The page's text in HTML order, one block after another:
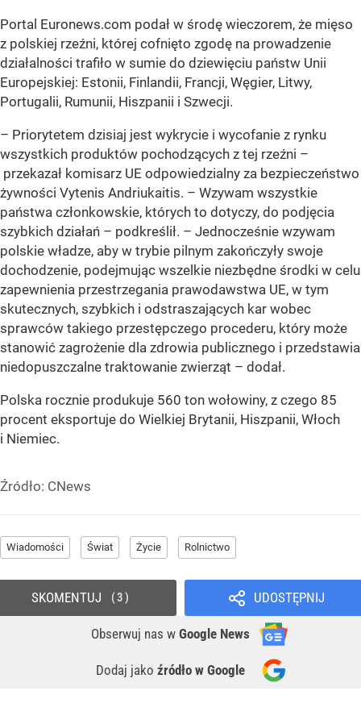
Portal Euronews.com podał w środę wieczorem, że mięso
z polskiej rzeźni, której cofnięto zgodę na prowadzenie
działalności trafiło w sumie do dziewięciu państw Unii
Europejskiej: Estonii, Finlandii, Francji, Węgier, Litwy,
Portugalii, Rumunii, Hiszpanii i Szwecji.
– Priorytetem dzisiaj jest wykrycie i wycofanie z rynku
wszystkich produktów pochodzących z tej rzeźni –
przekazał komisarz UE odpowiedzialny za bezpieczeństwo
żywności Vytenis Andriukaitis. – Wzywam wszystkie
państwa członkowskie, których to dotyczy, do podjęcia
szybkich działań – podkreślił. – Jednocześnie wzywam
polskie władze, aby w trybie pilnym zakończyły swoje
dochodzenie, podejmując wszelkie niezbędne środki w celu
zapewnienia przestrzegania prawodawstwa UE, w tym
skutecznych, szybkich i odstraszających kar wobec
sprawców takiego przestępczego procederu, który może
stanowić zagrożenie dla zdrowia publicznego i przedstawia
niedopuszczalne traktowanie zwierząt – dodał.
Polska rocznie produkuje 560 ton wołowiny, z czego 85
procent eksportuje do Wielkiej Brytanii, Hiszpanii, Włoch
i Niemiec.
Źródło: CNews
Wiadomości Świat Życie Rolnictwo
UDOSTĘPNIJ
Obserwuj nas w Google News
Dodaj jako źródło w Google
SKOMENTUJ 3